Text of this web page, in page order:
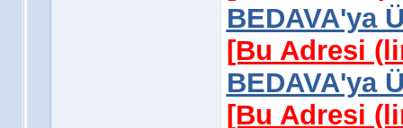
BEDAVA'ya
[Bu Adresi
BEDAVA'ya
[Bu Adresi